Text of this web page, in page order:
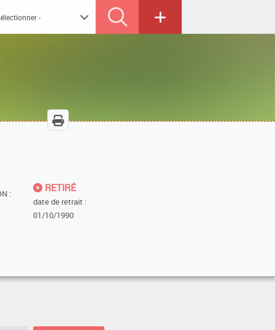
:
RETIRÉ
date de retrait :
01/10/1990